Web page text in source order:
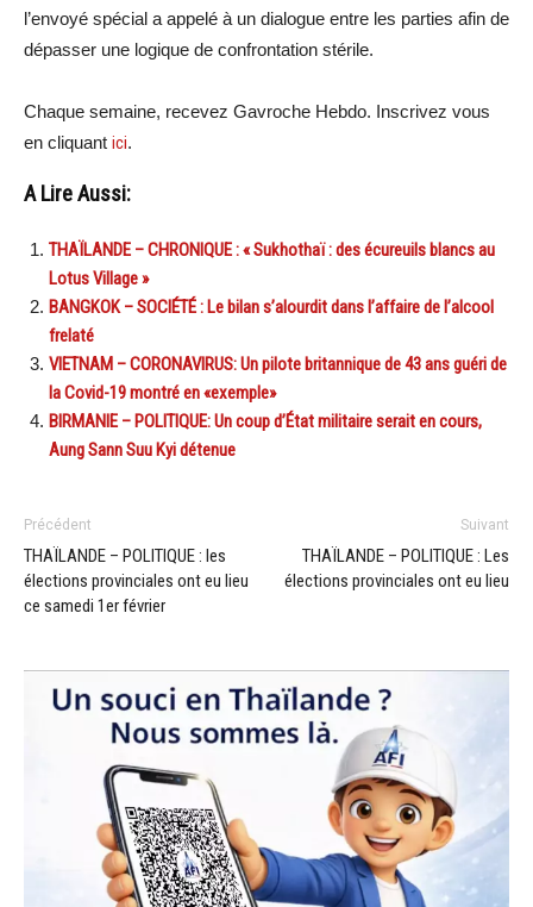
l’envoyé spécial a appelé à un dialogue entre les parties afin de
dépasser une logique de confrontation stérile.
Chaque semaine, recevez Gavroche Hebdo. Inscrivez vous
en cliquant ici.
A Lire Aussi:
THAÏLANDE – CHRONIQUE : « Sukhothaï : des écureuils blancs au
Lotus Village »
BANGKOK – SOCIÉTÉ : Le bilan s’alourdit dans l’affaire de l’alcool
frelaté
VIETNAM – CORONAVIRUS: Un pilote britannique de 43 ans guéri de
la Covid-19 montré en «exemple»
BIRMANIE – POLITIQUE: Un coup d’État militaire serait en cours,
Aung Sann Suu Kyi détenue
Précédent
THAÏLANDE – POLITIQUE : les
élections provinciales ont eu lieu
ce samedi 1er février
Suivant
THAÏLANDE – POLITIQUE : Les
élections provinciales ont eu lieu